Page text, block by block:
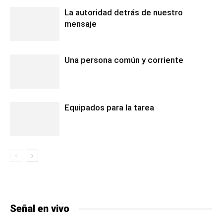
La autoridad detrás de nuestro
mensaje
Una persona común y corriente
Equipados para la tarea
Señal en vivo